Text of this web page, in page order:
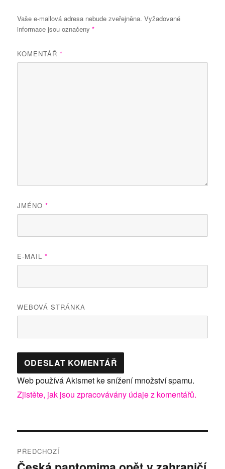
Vaše e-mailová adresa nebude zveřejněna. Vyžadované
informace jsou označeny*
KOMENTÁŘ*
JMÉNO*
E-MAIL*
WEBOVÁ STRÁNKA
Web používá Akismet ke snížení množství spamu.
Zjistěte, jak jsou zpracovávány údaje z komentářů.
pro
PŘEDCHOZÍ
Předchozí